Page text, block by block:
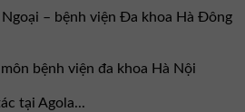
– bệnh viện Đa khoa Hà Đông
bệnh viện đa khoa Hà Nội
tại Agola...